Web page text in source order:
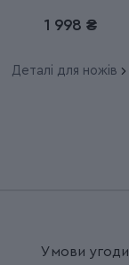
1 998 ₴
Деталі для ножів
Умови угоди